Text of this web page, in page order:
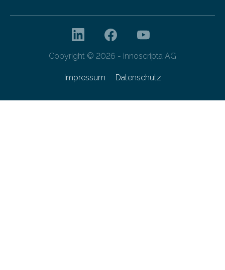
Copyright © 2026 - innoscripta AG
Impressum Datenschutz